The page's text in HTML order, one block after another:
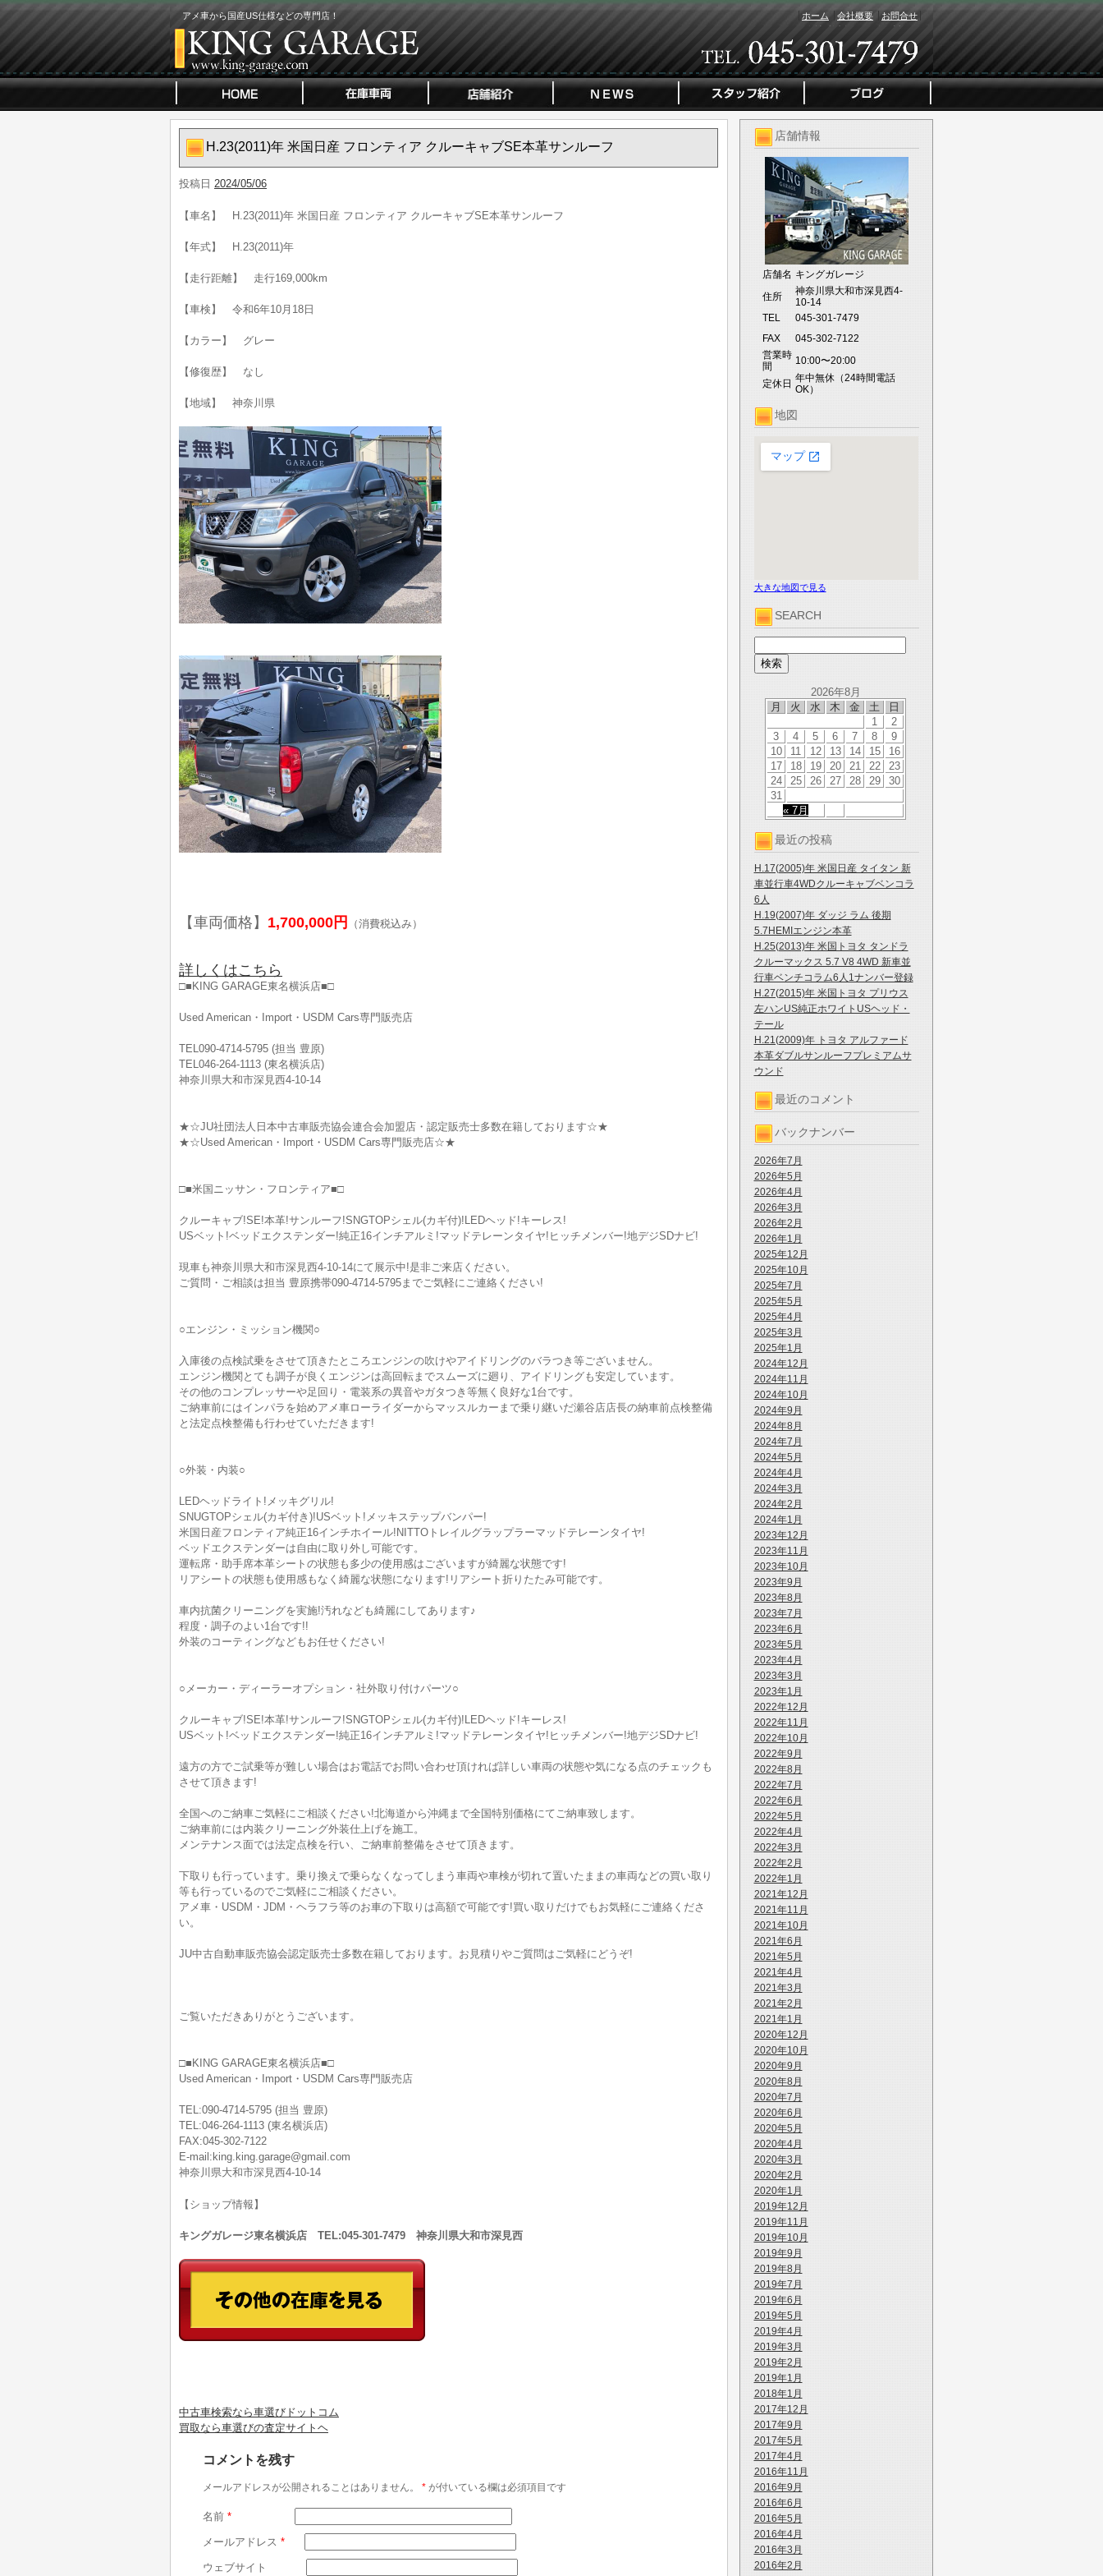
アメ車から国産US仕様などの専門店！ ホーム 会社概要 お問合せ
H.23(2011)年 米国日産 フロンティア クルーキャブSE本革サンルーフ
投稿日 2024/05/06
【車名】 H.23(2011)年 米国日産 フロンティア クルーキャブSE本革サンルーフ
【年式】 H.23(2011)年
【走行距離】 走行169,000km
【車検】 令和6年10月18日
【カラー】 グレー
【修復歴】 なし
【地域】 神奈川県
【車両価格】 1,700,000円 （消費税込み）
詳しくはこちら
□■KING GARAGE東名横浜店■□
Used American・Import・USDM Cars専門販売店
TEL090-4714-5795 (担当 豊原)
TEL046-264-1113 (東名横浜店)
神奈川県大和市深見西4-10-14
★☆JU社団法人日本中古車販売協会連合会加盟店・認定販売士多数在籍しております☆★
★☆Used American・Import・USDM Cars専門販売店☆★
□■米国ニッサン・フロンティア■□
クルーキャブ!SE!本革!サンルーフ!SNGTOPシェル(カギ付)!LEDヘッド!キーレス!
USベット!ベッドエクステンダー!純正16インチアルミ!マッドテレーンタイヤ!ヒッチメンバー!地デジSDナビ!
現車も神奈川県大和市深見西4-10-14にて展示中!是非ご来店ください。
ご質問・ご相談は担当 豊原携帯090-4714-5795までご気軽にご連絡ください!
○エンジン・ミッション機関○
入庫後の点検試乗をさせて頂きたところエンジンの吹けやアイドリングのバラつき等ございません。
エンジン機関とても調子が良くエンジンは高回転までスムーズに廻り、アイドリングも安定しています。
その他のコンプレッサーや足回り・電装系の異音やガタつき等無く良好な1台です。
ご納車前にはインパラを始めアメ車ローライダーからマッスルカーまで乗り継いだ瀬谷店店長の納車前点検整備
と法定点検整備も行わせていただきます!
○外装・内装○
LEDヘッドライト!メッキグリル!
SNUGTOPシェル(カギ付き)!USベット!メッキステップバンパー!
米国日産フロンティア純正16インチホイール!NITTOトレイルグラップラーマッドテレーンタイヤ!
ベッドエクステンダーは自由に取り外し可能です。
運転席・助手席本革シートの状態も多少の使用感はございますが綺麗な状態です!
リアシートの状態も使用感もなく綺麗な状態になります!リアシート折りたたみ可能です。
車内抗菌クリーニングを実施!汚れなども綺麗にしてあります♪
程度・調子のよい1台です!!
外装のコーティングなどもお任せください!
○メーカー・ディーラーオプション・社外取り付けパーツ○
クルーキャブ!SE!本革!サンルーフ!SNGTOPシェル(カギ付)!LEDヘッド!キーレス!
USベット!ベッドエクステンダー!純正16インチアルミ!マッドテレーンタイヤ!ヒッチメンバー!地デジSDナビ!
遠方の方でご試乗等が難しい場合はお電話でお問い合わせ頂ければ詳しい車両の状態や気になる点のチェックも
させて頂きます!
全国へのご納車ご気軽にご相談ください!北海道から沖縄まで全国特別価格にてご納車致します。
ご納車前には内装クリーニング外装仕上げを施工。
メンテナンス面では法定点検を行い、ご納車前整備をさせて頂きます。
下取りも行っています。乗り換えで乗らなくなってしまう車両や車検が切れて置いたままの車両などの買い取り
等も行っているのでご気軽にご相談ください。
アメ車・USDM・JDM・ヘラフラ等のお車の下取りは高額で可能です!買い取りだけでもお気軽にご連絡くださ
い。
JU中古自動車販売協会認定販売士多数在籍しております。お見積りやご質問はご気軽にどうぞ!
ご覧いただきありがとうございます。
□■KING GARAGE東名横浜店■□
Used American・Import・USDM Cars専門販売店
TEL:090-4714-5795 (担当 豊原)
TEL:046-264-1113 (東名横浜店)
FAX:045-302-7122
E-mail:king.king.garage@gmail.com
神奈川県大和市深見西4-10-14
【ショップ情報】
キングガレージ東名横浜店 TEL:045-301-7479 神奈川県大和市深見西
中古車検索なら車選びドットコム
買取なら車選びの査定サイトヘ
コメントを残す
メールアドレスが公開されることはありません。 * が付いている欄は必須項目です
名前 *
メールアドレス *
ウェブサイト
店舗情報
店舗名 キングガレージ
住所
神奈川県大和市深見西4-
10-14
TEL
045-301-7479
FAX
045-302-7122
営業時
間
10:00〜20:00
定休日 年中無休（24時間電話
OK）
地図
大きな地図で見る
SEARCH
2026年8月
月
火 水 木 金 土 日
« 7月
1
2
3
4 5 6 7 8
9
10
11 12 13 14 15
16
17
18 19 20 21 22
23
24
25 26 27 28 29
30
31
最近の投稿
H.17(2005)年 米国日産 タイタン 新
車並行車4WDクルーキャブベンコラ
6人
H.19(2007)年 ダッジ ラム 後期
5.7HEMIエンジン本革
H.25(2013)年 米国トヨタ タンドラ
クルーマックス 5.7 V8 4WD 新車並
行車ベンチコラム6人1ナンバー登録
H.27(2015)年 米国トヨタ プリウス
左ハンUS純正ホワイトUSヘッド・
テール
H.21(2009)年 トヨタ アルファード
本革ダブルサンルーフプレミアムサ
ウンド
最近のコメント
バックナンバー
2026年7月
2026年5月
2026年4月
2026年3月
2026年2月
2026年1月
2025年12月
2025年10月
2025年7月
2025年5月
2025年4月
2025年3月
2025年1月
2024年12月
2024年11月
2024年10月
2024年9月
2024年8月
2024年7月
2024年5月
2024年4月
2024年3月
2024年2月
2024年1月
2023年12月
2023年11月
2023年10月
2023年9月
2023年8月
2023年7月
2023年6月
2023年5月
2023年4月
2023年3月
2023年1月
2022年12月
2022年11月
2022年10月
2022年9月
2022年8月
2022年7月
2022年6月
2022年5月
2022年4月
2022年3月
2022年2月
2022年1月
2021年12月
2021年11月
2021年10月
2021年6月
2021年5月
2021年4月
2021年3月
2021年2月
2021年1月
2020年12月
2020年10月
2020年9月
2020年8月
2020年7月
2020年6月
2020年5月
2020年4月
2020年3月
2020年2月
2020年1月
2019年12月
2019年11月
2019年10月
2019年9月
2019年8月
2019年7月
2019年6月
2019年5月
2019年4月
2019年3月
2019年2月
2019年1月
2018年1月
2017年12月
2017年9月
2017年5月
2017年4月
2016年11月
2016年9月
2016年6月
2016年5月
2016年4月
2016年3月
2016年2月